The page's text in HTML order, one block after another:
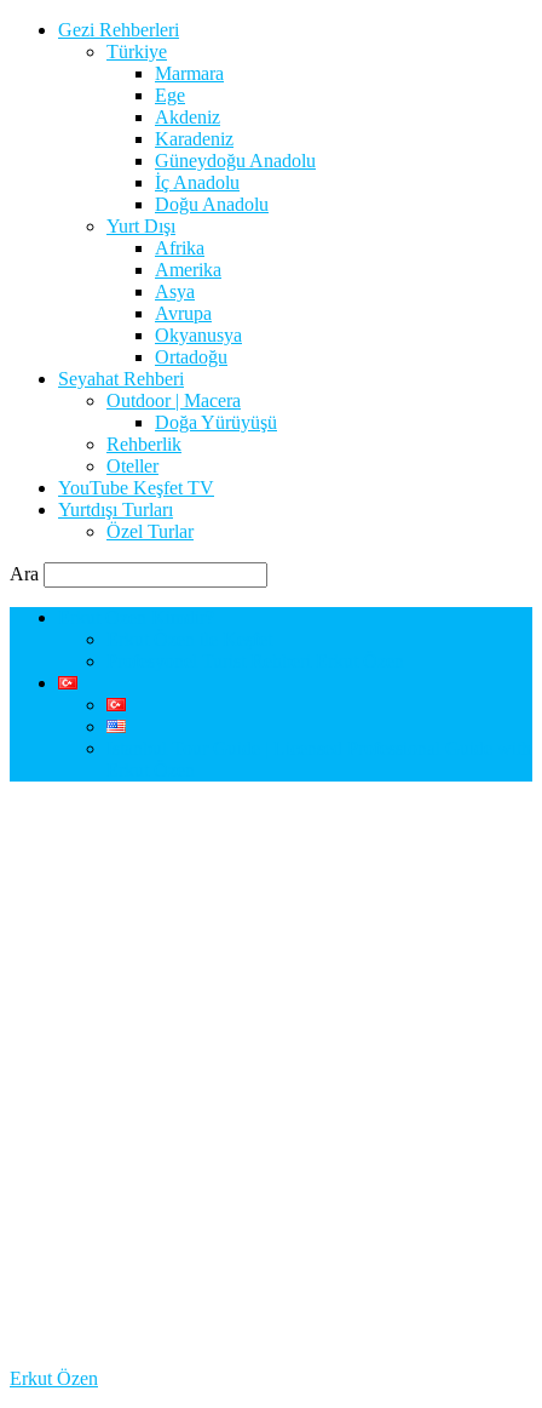
Gezi Rehberleri
Türkiye
Marmara
Ege
Akdeniz
Karadeniz
Güneydoğu Anadolu
İç Anadolu
Doğu Anadolu
Yurt Dışı
Afrika
Amerika
Asya
Avrupa
Okyanusya
Ortadoğu
Seyahat Rehberi
Outdoor | Macera
Doğa Yürüyüşü
Rehberlik
Oteller
YouTube Keşfet TV
Yurtdışı Turları
Özel Turlar
Ara
Erkut Özen